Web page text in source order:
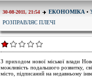
30-08-2011, 21:54 ЕКОНОМІКА •
РОЗПРАВЛЯЄ ПЛЕЧІ
З приходом нової міської влади
можливість подальшого розвитку,
місто, підписаний на недавньому